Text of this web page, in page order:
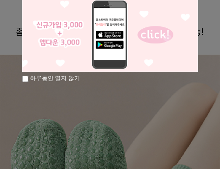
하루동안 열지 않기